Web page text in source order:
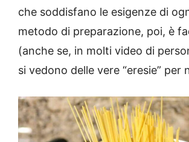
che soddisfano le esigenze di
metodo di preparazione, poi, è
(anche se, in molti video di
si vedono delle vere “eresie” per